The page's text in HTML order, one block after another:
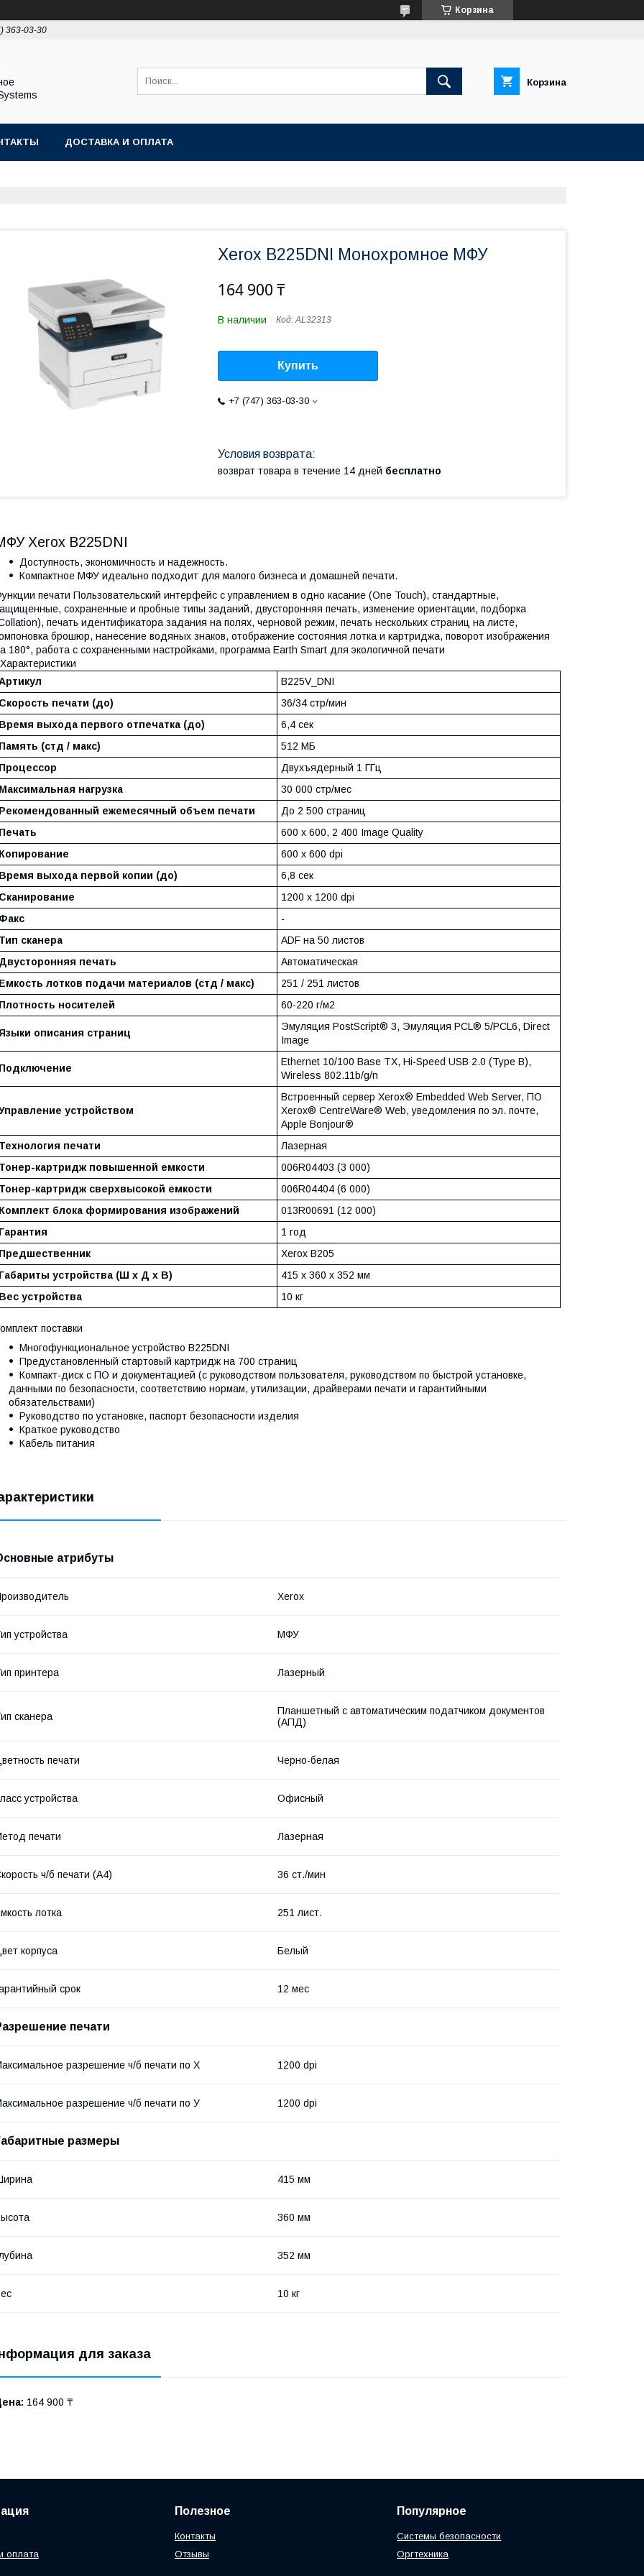
Корзина
363-03-30
Корзина
ДОСТАВКА И ОПЛАТА
Xerox B225DNI Монохромное МФУ
164 900 ₸
В наличии Код:AL32313
Купить
+7 (747) 363-03-30
возврат товара в течение 14 дней бесплатно
Xerox B225DNI
Доступность, экономичность и надежность.
Компактное МФУ идеально подходит для малого бизнеса и домашней печати.
печати Пользовательский интерфейс с управлением в одно касание (One Touch), стандартные,
сохраненные и пробные типы заданий, двусторонняя печать, изменение ориентации, подборка
печать идентификатора задания на полях, черновой режим, печать нескольких страниц на листе,
брошюр, нанесение водяных знаков, отображение состояния лотка и картриджа, поворот изображения
180°, работа с сохраненными настройками, программа Earth Smart для экологичной печати
Характеристики
B225V_DNI
Скорость печати (до)
36/34 стр/мин
Время выхода первого отпечатка (до)
6,4 сек
Память (стд / макс)
512 МБ
Процессор
Двухъядерный 1 ГГц
Максимальная нагрузка
30 000 стр/мес
Рекомендованный ежемесячный объем печати
До 2 500 страниц
Печать
600 x 600, 2 400 Image Quality
Копирование
600 x 600 dpi
Время выхода первой копии (до)
6,8 сек
Сканирование
1200 x 1200 dpi
Факс
-
Тип сканера
ADF на 50 листов
Двусторонняя печать
Автоматическая
Емкость лотков подачи материалов (стд / макс)
251 / 251 листов
Плотность носителей
60-220 г/м2
Языки описания страниц
Эмуляция PostScript® 3, Эмуляция PCL® 5/PCL6, Direct
Image
Подключение
Ethernet 10/100 Base TX, Hi-Speed USB 2.0 (Type B),
Wireless 802.11b/g/n
устройством
Встроенный сервер Xerox® Embedded Web Server, ПО
Xerox® CentreWare® Web, уведомления по эл. почте,
Apple Bonjour®
Технология печати
Лазерная
Тонер-картридж повышенной емкости
006R04403 (3 000)
Тонер-картридж сверхвысокой емкости
006R04404 (6 000)
Комплект блока формирования изображений
013R00691 (12 000)
Гарантия
1 год
Предшественник
Xerox B205
Габариты устройства (Ш x Д x В)
415 x 360 x 352 мм
Вес устройства
10 кг
поставки
Многофункциональное устройство B225DNI
Предустановленный стартовый картридж на 700 страниц
Компакт-диск с ПО и документацией (с руководством пользователя, руководством по быстрой установке,
данными по безопасности, соответствию нормам, утилизации, драйверами печати и гарантийными
обязательствами)
Руководство по установке, паспорт безопасности изделия
Краткое руководство
Кабель питания
атрибуты
Xerox
устройства МФУ
принтера Лазерный
сканера
Планшетный с автоматическим податчиком документов
(АПД)
печати Черно-белая
устройства Офисный
печати Лазерная
ч/б печати (A4) 36 ст./мин
лотка 251 лист.
корпуса Белый
срок 12 мес
печати
разрешение ч/б печати по Х 1200 dpi
разрешение ч/б печати по У 1200 dpi
размеры
415 мм
360 мм
352 мм
10 кг
для заказа
164 900 ₸
оплата
Полезное
Контакты
Отзывы
Популярное
Системы безопасности
Оргтехника